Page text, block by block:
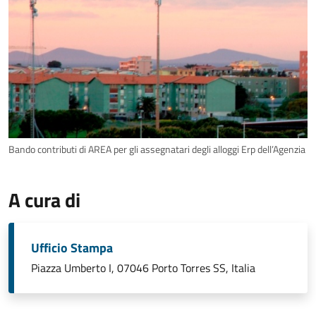
Bando contributi di AREA per gli assegnatari degli alloggi Erp dell’Agenzia
A cura di
Ufficio Stampa
Piazza Umberto I, 07046 Porto Torres SS, Italia